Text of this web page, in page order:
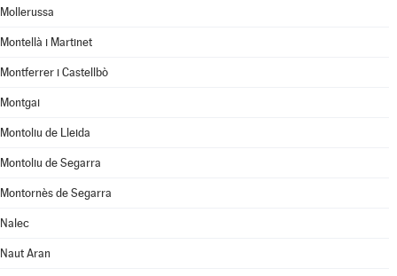
Mollerussa
Montellà i Martinet
Montferrer i Castellbò
Montgai
Montoliu de Lleida
Montoliu de Segarra
Montornès de Segarra
Nalec
Naut Aran